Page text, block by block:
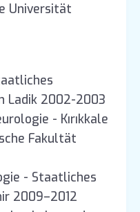
Universität
Ladik 2002-2003
- Kırıkkale
Fakultät
- Staatliches
2009–2012